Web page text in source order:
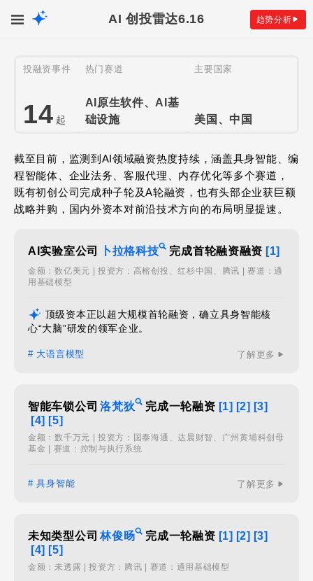
AI 创投雷达6.16 趋势分析
投融资事件
14 起
热门赛道
AI原生软件、AI基
础设施
主要国家
美国、中国
截至目前，监测到AI领域融资热度持续，涵盖具身智能、编
程智能体、企业法务、客服代理、内存优化等多个赛道，
既有初创公司完成种子轮及A轮融资，也有头部企业获巨额
战略并购，国内外资本对前沿技术方向的布局明显提速。
AI实验室公司 卜拉格科技 完成首轮融资融资 [1]
金额：数亿美元 | 投资方：高榕创投、红杉中国、腾讯 | 赛道：通
用基础模型
顶级资本正以超大规模首轮融资，确立具身智能核
心“大脑”研发的领军企业。
# 大语言模型 了解更多
智能车锁公司 洛梵狄 完成一轮融资 [1] [2] [3]
[4] [5]
金额：数千万元 | 投资方：国泰海通、达晨财智、广州黄埔科创母
基金 | 赛道：控制与执行系统
# 具身智能 了解更多
未知类型公司 林俊旸 完成一轮融资 [1] [2] [3]
[4] [5]
金额：未透露 | 投资方：腾讯 | 赛道：通用基础模型